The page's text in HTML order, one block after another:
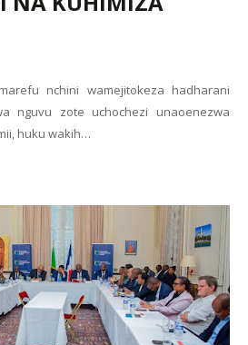
nchini wamejitokeza hadharani
nguvu zote uchochezi unaoenezwa
huku wakih…